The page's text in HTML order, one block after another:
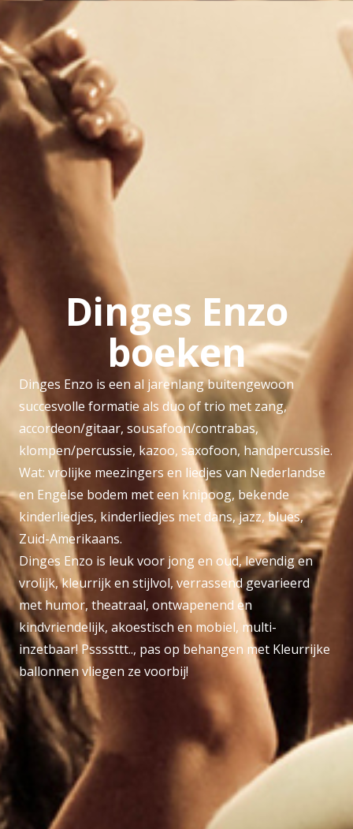
Dinges Enzo
boeken
Dinges Enzo is een al jarenlang buitengewoon
succesvolle formatie als duo of trio met zang,
accordeon/gitaar, sousafoon/contrabas,
klompen/percussie, kazoo, saxofoon, handpercussie.
Wat: vrolijke meezingers en liedjes van Nederlandse
en Engelse bodem met een knipoog, bekende
kinderliedjes, kinderliedjes met dans, jazz, blues,
Zuid-Amerikaans.
Dinges Enzo is leuk voor jong en oud, levendig en
vrolijk, kleurrijk en stijlvol, verrassend gevarieerd
met humor, theatraal, ontwapenend en
kindvriendelijk, akoestisch en mobiel, multi-
inzetbaar! Pssssttt.., pas op behangen met Kleurrijke
ballonnen vliegen ze voorbij!